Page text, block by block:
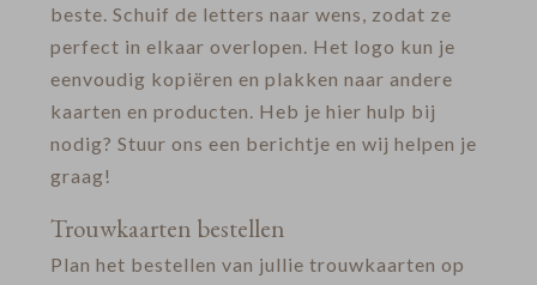
beste. Schuif de letters naar wens, zodat ze
perfect in elkaar overlopen. Het logo kun je
eenvoudig kopiëren en plakken naar andere
kaarten en producten. Heb je hier hulp bij
nodig? Stuur ons een berichtje en wij helpen je
graag!
Trouwkaarten bestellen
Plan het bestellen van jullie trouwkaarten op